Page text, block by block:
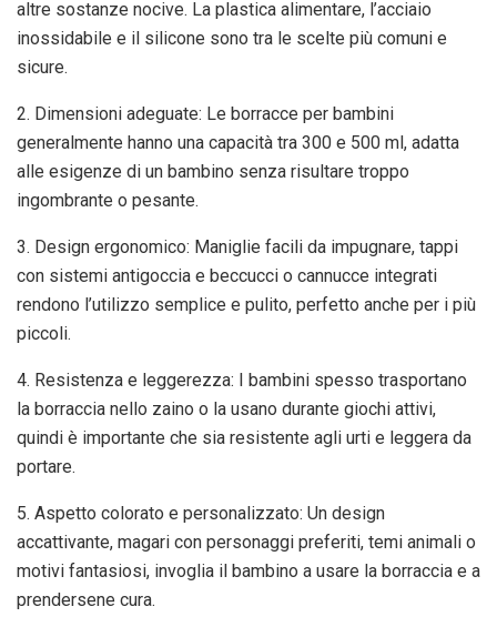
altre sostanze nocive. La plastica alimentare, l’acciaio
inossidabile e il silicone sono tra le scelte più comuni e
sicure.
2. Dimensioni adeguate: Le borracce per bambini
generalmente hanno una capacità tra 300 e 500 ml, adatta
alle esigenze di un bambino senza risultare troppo
ingombrante o pesante.
3. Design ergonomico: Maniglie facili da impugnare, tappi
con sistemi antigoccia e beccucci o cannucce integrati
rendono l’utilizzo semplice e pulito, perfetto anche per i più
piccoli.
4. Resistenza e leggerezza: I bambini spesso trasportano
la borraccia nello zaino o la usano durante giochi attivi,
quindi è importante che sia resistente agli urti e leggera da
portare.
5. Aspetto colorato e personalizzato: Un design
accattivante, magari con personaggi preferiti, temi animali o
motivi fantasiosi, invoglia il bambino a usare la borraccia e a
prendersene cura.